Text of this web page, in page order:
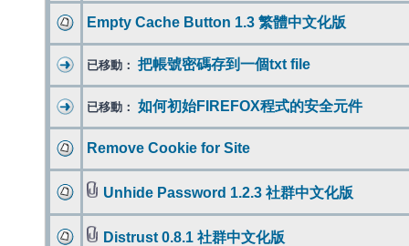
Empty Cache Button 1.3 繁體中文化版
已移動： 把帳號密碼存到一個txt file
已移動： 如何初始FIREFOX程式的安全元件
Remove Cookie for Site
Unhide Password 1.2.3 社群中文化版
Distrust 0.8.1 社群中文化版